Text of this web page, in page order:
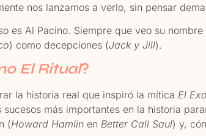
nos lanzamos a verlo, sin pensar
es Al Pacino. Siempre que veo su
) como decepciones (Jack y Jill).
El Ritual?
la historia real que inspiró la mítica El
más importantes en la historia
(Howard Hamlin en Better Call Saul) y,